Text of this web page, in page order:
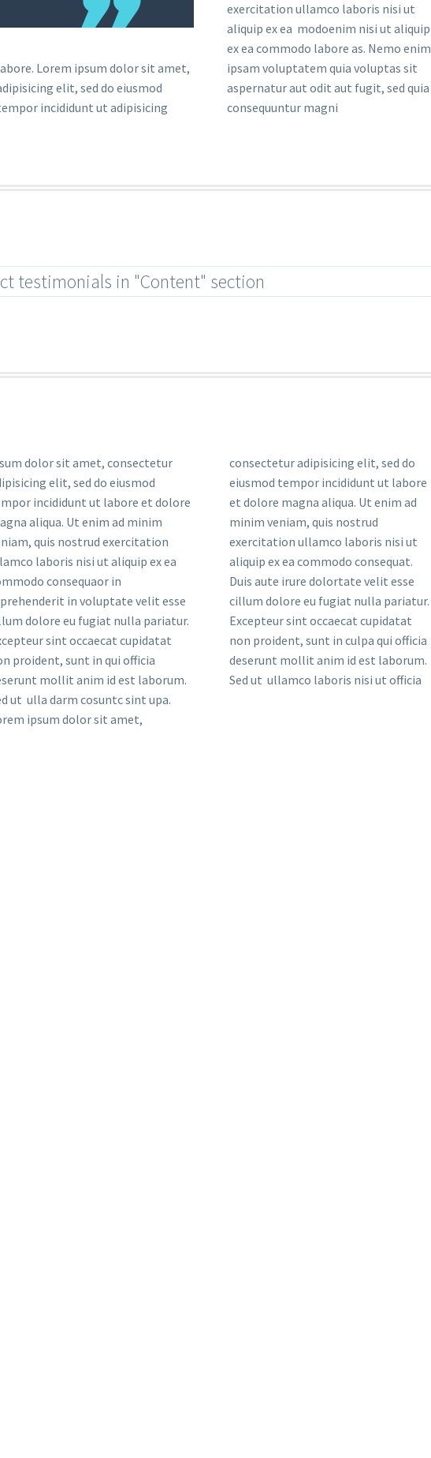
incididunt ut adipisicing
exercitation ullamco laboris nisi ut
aliquip ex ea modoenim nisi ut aliquip
ex ea commodo labore as. Nemo enim
ipsam voluptatem quia voluptas sit
aspernatur aut odit aut fugit, sed quia
consequuntur magni
testimonials in "Content" section
Sed ut ullamco laboris nisi ut officia